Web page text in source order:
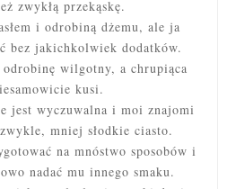
zwykłą przekąskę.
i odrobiną dżemu, ale ja
bez jakichkolwiek dodatków.
wilgotny, a chrupiąca
kusi.
jest wyczuwalna i moi znajomi
mniej słodkie ciasto.
na mnóstwo sposobów i
nadać mu innego smaku.